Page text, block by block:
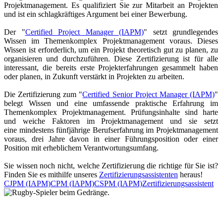
Projektmanagement. Es qualifiziert Sie zur Mitarbeit an Projekten
und ist ein schlagkräftiges Argument bei einer Bewerbung.
Der "Certified Project Manager (IAPM)" setzt grundlegendes
Wissen im Themenkomplex Projektmanagement voraus. Dieses
Wissen ist erforderlich, um ein Projekt theoretisch gut zu planen, zu
organisieren und durchzuführen. Diese Zertifizierung ist für alle
interessant, die bereits erste Projekterfahrungen gesammelt haben
oder planen, in Zukunft verstärkt in Projekten zu arbeiten.
Die Zertifizierung zum "Certified Senior Project Manager (IAPM)"
belegt Wissen und eine umfassende praktische Erfahrung im
Themenkomplex Projektmanagement. Prüfungsinhalte sind harte
und weiche Faktoren im Projektmanagement und sie setzt
eine mindestens fünfjährige Berufserfahrung im Projektmanagement
voraus, drei Jahre davon in einer Führungsposition oder einer
Position mit erheblichem Verantwortungsumfang.
Sie wissen noch nicht, welche Zertifizierung die richtige für Sie ist?
Finden Sie es mithilfe unseres Zertifizierungsassistenten heraus!
CJPM (IAPM)CPM (IAPM)CSPM (IAPM)Zertifizierungsassistent